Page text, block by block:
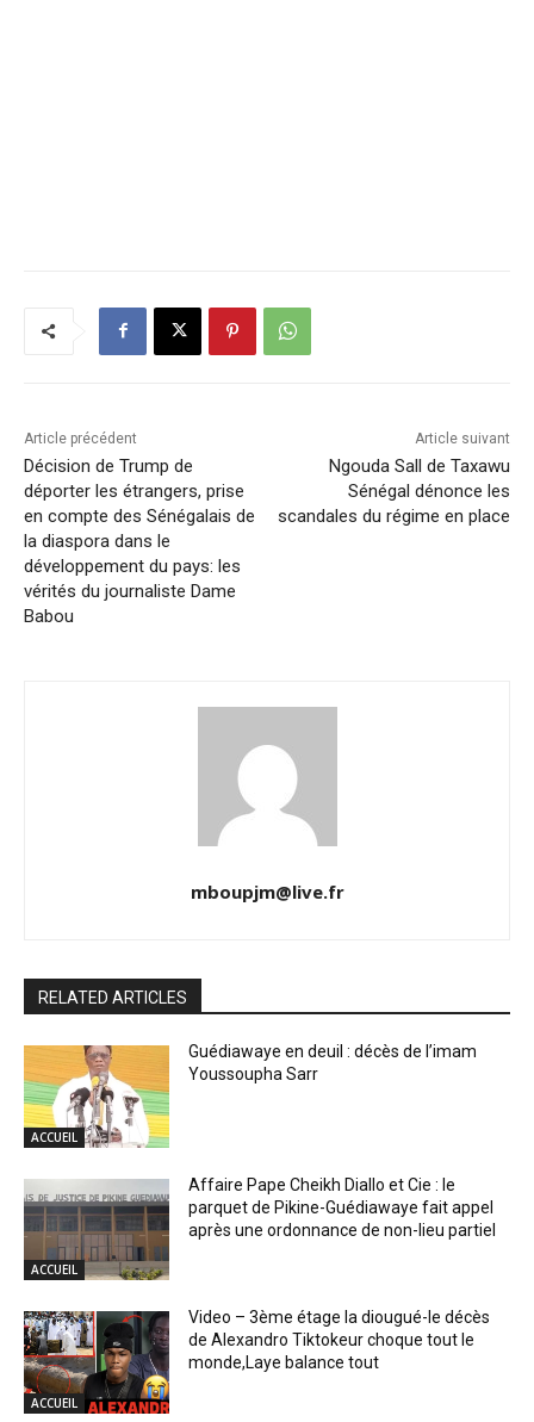
Article précédent
Décision de Trump de
déporter les étrangers, prise
en compte des Sénégalais de
la diaspora dans le
développement du pays: les
vérités du journaliste Dame
Babou
Article suivant
Ngouda Sall de Taxawu
Sénégal dénonce les
scandales du régime en place
mboupjm@live.fr
RELATED ARTICLES
ACCUEIL
Guédiawaye en deuil : décès de l’imam
Youssoupha Sarr
ACCUEIL
Affaire Pape Cheikh Diallo et Cie : le
parquet de Pikine-Guédiawaye fait appel
après une ordonnance de non-lieu partiel
ACCUEIL
Video – 3ème étage la diougué-le décès
de Alexandro Tiktokeur choque tout le
monde,Laye balance tout